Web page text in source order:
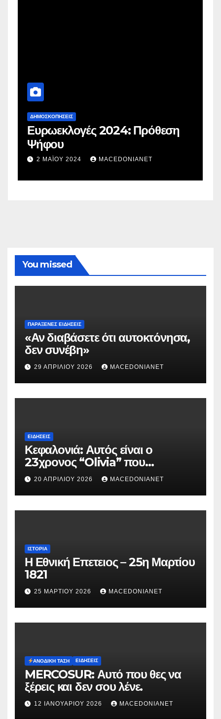
ΔΗΜΟΣΚΟΠΉΣΕΙΣ
Ευρωεκλογές 2024: Πρόθεση
Ψήφου
2 ΜΑΪ́ΟΥ 2024 MACEDONIANET
You missed
ΠΑΡΆΞΕΝΕΣ ΕΙΔΉΣΕΙΣ
«Αν διαβάσετε ότι αυτοκτόνησα,
δεν συνέβη»
29 ΑΠΡΙΛΊΟΥ 2026 MACEDONIANET
ΕΙΔΉΣΕΙΣ
Κεφαλονιά: Αυτός είναι ο
23χρονος “Olivia” που
κατηγορείται για τον θάνατο της
Μυρτούς
20 ΑΠΡΙΛΊΟΥ 2026 MACEDONIANET
ΙΣΤΟΡΊΑ
Η Εθνική Επετειος – 25η Μαρτίου
1821
25 ΜΑΡΤΊΟΥ 2026 MACEDONIANET
ΑΝΟΔΙΚΉ ΤΆΣΗ ΕΙΔΉΣΕΙΣ
MERCOSUR: Αυτό που θες να
ξέρεις και δεν σου λένε.
12 ΙΑΝΟΥΑΡΊΟΥ 2026 MACEDONIANET